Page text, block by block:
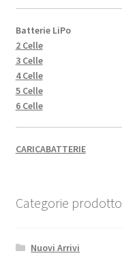
Batterie LiPo
2 Celle
3 Celle
4 Celle
5 Celle
6 Celle
CARICABATTERIE
Categorie prodotto
Nuovi Arrivi